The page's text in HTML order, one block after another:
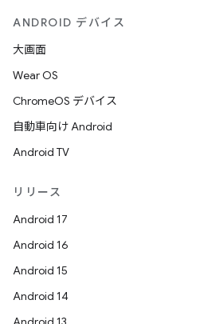
ANDROID デバイス
大画面
Wear OS
ChromeOS デバイス
自動車向け Android
Android TV
リリース
Android 17
Android 16
Android 15
Android 14